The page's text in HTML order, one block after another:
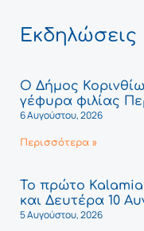
Εκδηλώσεις
Ο Δήμος
γέφυρα φιλίας
6 Αυγούστου, 2026
Περισσότερα »
Το πρώτο Kalamia
και Δευτέρα 10
5 Αυγούστου, 2026